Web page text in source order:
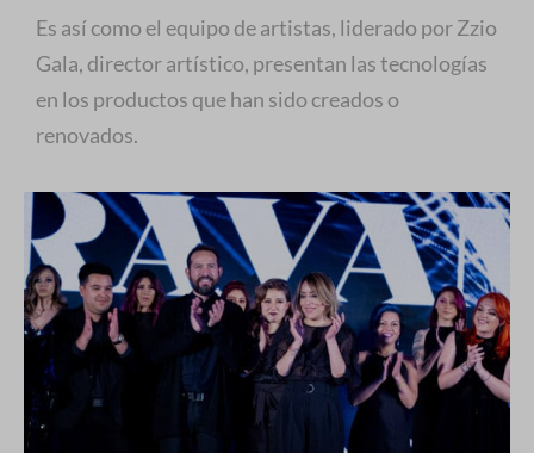
Es así como el equipo de artistas, liderado por Zzio
Gala, director artístico, presentan las tecnologías
en los productos que han sido creados o
renovados.